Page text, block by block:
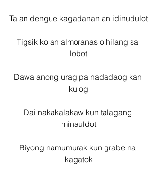
Ta an dengue kagadanan an idinudulot
Tigsik ko an almoranas o hilang sa
lobot
Dawa anong urag pa nadadaog kan
kulog
Dai nakakalakaw kun talagang
minauldot
Biyong namumurak kun grabe na
kagatok